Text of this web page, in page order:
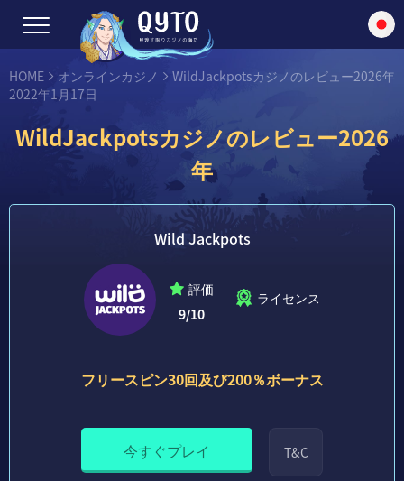
HOME オンラインカジノ
WildJackpotsカジノのレビュー2026年
2022年1月17日
WildJackpotsカジノのレビュー2026
年
Wild Jackpots
評価
9/10
ライセンス
フリースピン30回及び200％ボーナス
今すぐプレイ T&C